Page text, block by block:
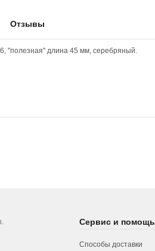
Отзывы
"полезная" длина 45 мм, серебряный.
Сервис и помощь
Способы доставки